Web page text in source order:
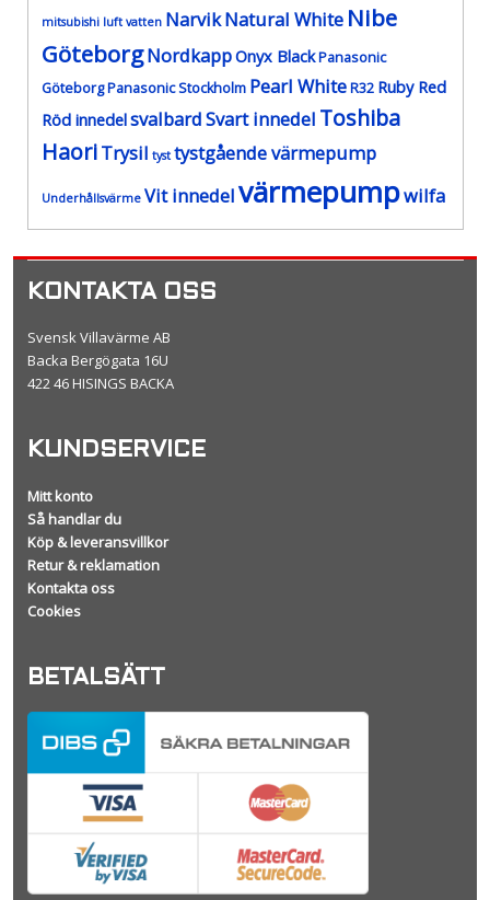
mitsubishi luft vatten NarvikNatural White Nibe
GöteborgNordkappOnyx BlackPanasonic
GöteborgPanasonic Stockholm Pearl WhiteR32 Ruby Red
Röd innedelsvalbardSvart innedel Toshiba
HaoriTrysil tyst tystgående värmepump
Underhållsvärme Vit innedelvärmepumpwilfa
KONTAKTA OSS
Svensk Villavärme AB
Backa Bergögata 16U
422 46 HISINGS BACKA
KUNDSERVICE
Mitt konto
Så handlar du
Köp & leveransvillkor
Retur & reklamation
Kontakta oss
Cookies
BETALSÄTT